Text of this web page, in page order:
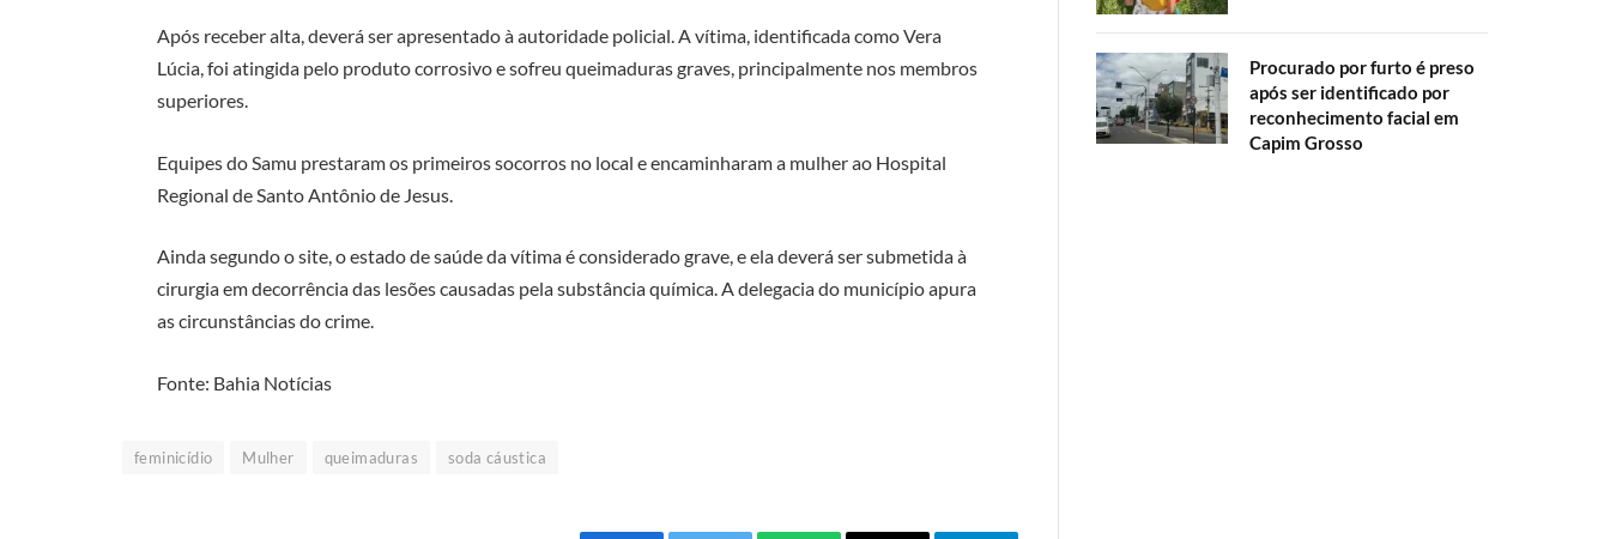
Após receber alta, deverá ser apresentado à autoridade policial. A vítima, identificada como Vera
Lúcia, foi atingida pelo produto corrosivo e sofreu queimaduras graves, principalmente nos membros
superiores.
Equipes do Samu prestaram os primeiros socorros no local e encaminharam a mulher ao Hospital
Regional de Santo Antônio de Jesus.
Ainda segundo o site, o estado de saúde da vítima é considerado grave, e ela deverá ser submetida à
cirurgia em decorrência das lesões causadas pela substância química. A delegacia do município apura
as circunstâncias do crime.
Fonte: Bahia Notícias
feminicídio Mulher queimaduras soda cáustica
Procurado por furto é preso
após ser identificado por
reconhecimento facial em
Capim Grosso